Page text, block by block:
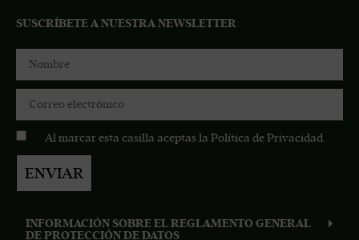
SUSCRÍBETE A NUESTRA NEWSLETTER
Al marcar esta casilla aceptas la Política de Privacidad.
ENVIAR
INFORMACIÓN SOBRE EL REGLAMENTO GENERAL
DE PROTECCIÓN DE DATOS